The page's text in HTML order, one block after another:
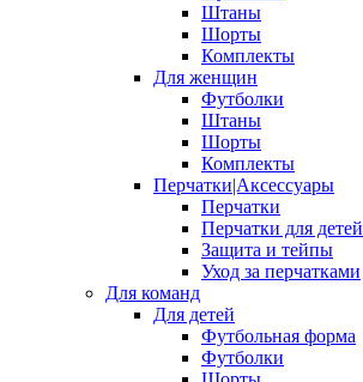
Штаны
Шорты
Комплекты
Для женщин
Футболки
Штаны
Шорты
Комплекты
Перчатки|Аксессуары
Перчатки
Перчатки для детей
Защита и тейпы
Уход за перчатками
Для команд
Для детей
Футбольная форма
Футболки